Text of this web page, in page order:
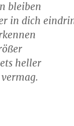
bleiben
in dich
heller